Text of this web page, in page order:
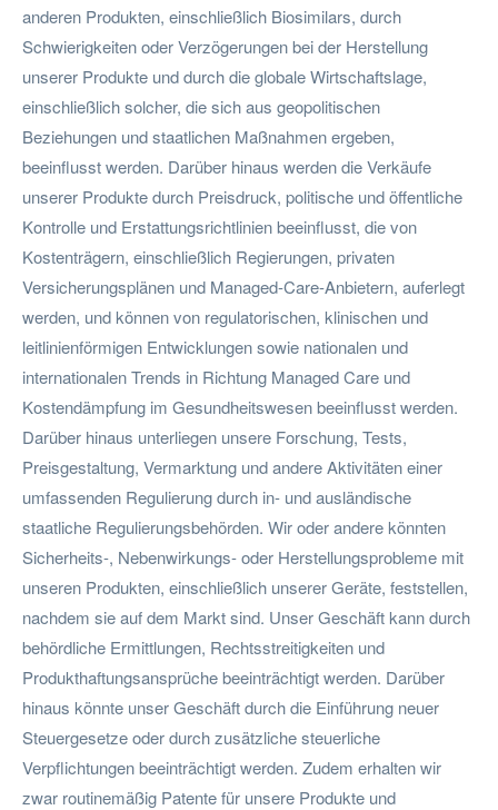
anderen Produkten, einschließlich Biosimilars, durch
Schwierigkeiten oder Verzögerungen bei der Herstellung
unserer Produkte und durch die globale Wirtschaftslage,
einschließlich solcher, die sich aus geopolitischen
Beziehungen und staatlichen Maßnahmen ergeben,
beeinflusst werden. Darüber hinaus werden die Verkäufe
unserer Produkte durch Preisdruck, politische und öffentliche
Kontrolle und Erstattungsrichtlinien beeinflusst, die von
Kostenträgern, einschließlich Regierungen, privaten
Versicherungsplänen und Managed-Care-Anbietern, auferlegt
werden, und können von regulatorischen, klinischen und
leitlinienförmigen Entwicklungen sowie nationalen und
internationalen Trends in Richtung Managed Care und
Kostendämpfung im Gesundheitswesen beeinflusst werden.
Darüber hinaus unterliegen unsere Forschung, Tests,
Preisgestaltung, Vermarktung und andere Aktivitäten einer
umfassenden Regulierung durch in- und ausländische
staatliche Regulierungsbehörden. Wir oder andere könnten
Sicherheits-, Nebenwirkungs- oder Herstellungsprobleme mit
unseren Produkten, einschließlich unserer Geräte, feststellen,
nachdem sie auf dem Markt sind. Unser Geschäft kann durch
behördliche Ermittlungen, Rechtsstreitigkeiten und
Produkthaftungsansprüche beeinträchtigt werden. Darüber
hinaus könnte unser Geschäft durch die Einführung neuer
Steuergesetze oder durch zusätzliche steuerliche
Verpflichtungen beeinträchtigt werden. Zudem erhalten wir
zwar routinemäßig Patente für unsere Produkte und